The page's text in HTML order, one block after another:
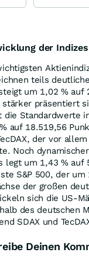
der Indizes
teils
um 1,02 %
stärker präsentiert
die Standardwerte
auf 18.519,56
der vor
Noch
legt um 1,43 % auf
S&P 500, der
der großen
sich die US-
des deutschen
SDAX und
Deinen